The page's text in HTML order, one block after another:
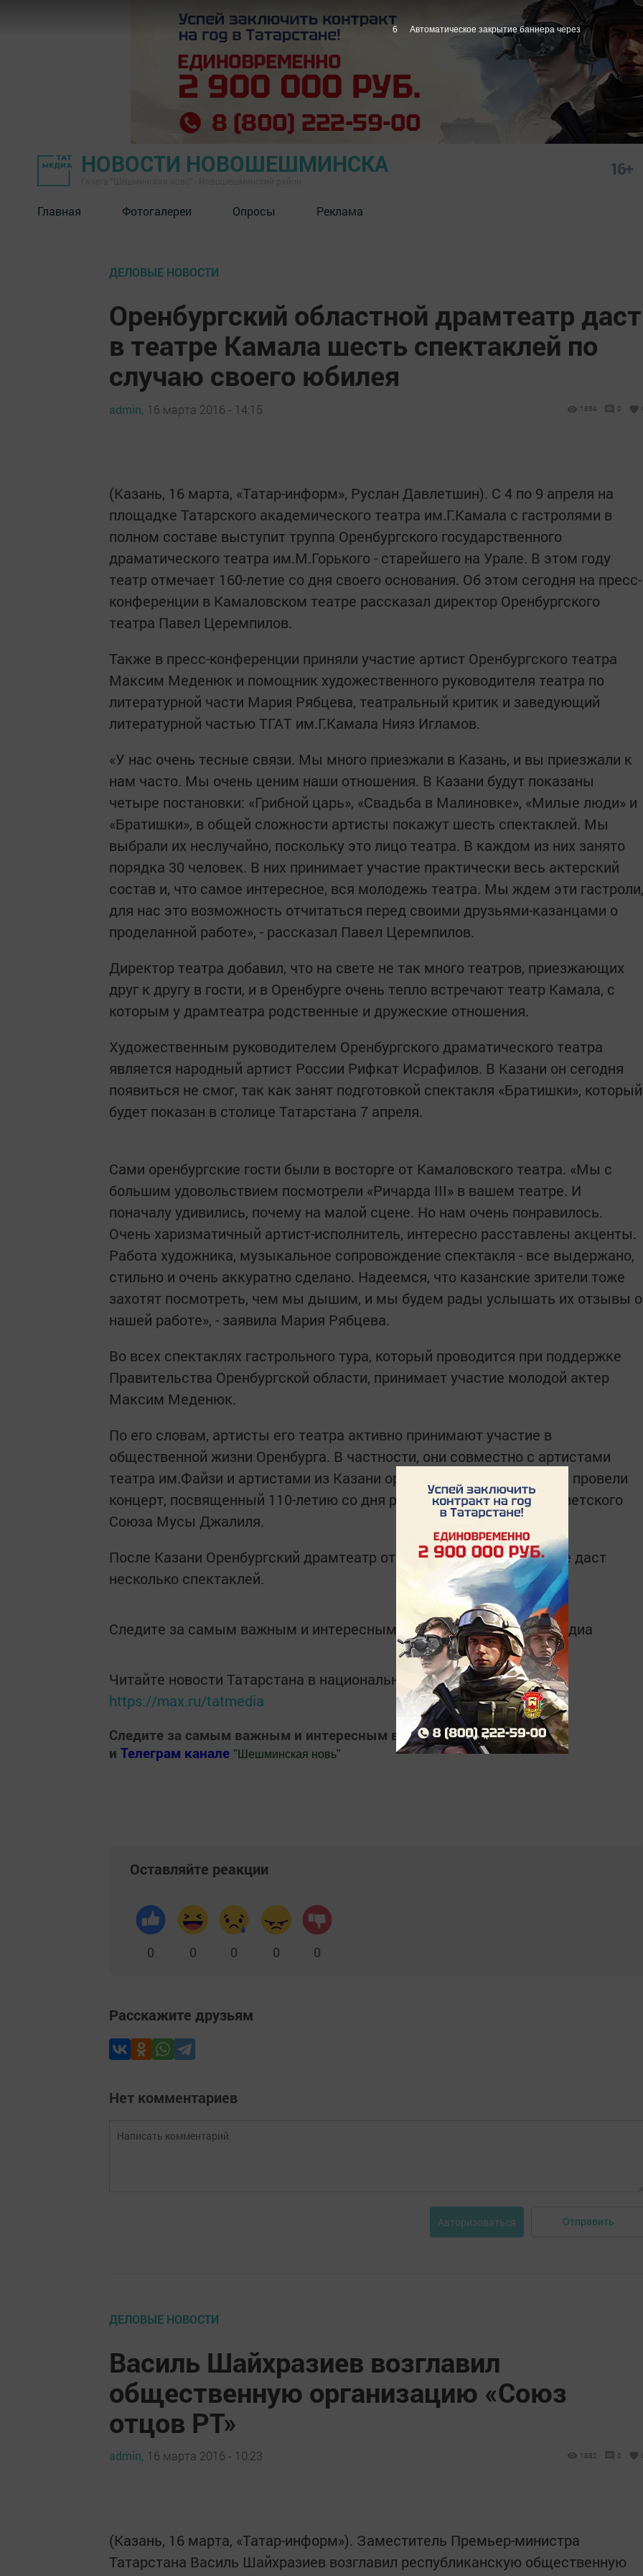
НОВОСТИ НОВОШЕШМИНСКА 16+
Главная Фотогалереи Опросы Реклама
ДЕЛОВЫЕ НОВОСТИ
Оренбургский областной драмтеатр даст
в театре Камала шесть спектаклей по
случаю своего юбилея
admin, 16 марта 2016 - 14:15 1864 0
(Казань, 16 марта, «Татар-информ», Руслан Давлетшин). С 4 по 9 апреля на
площадке Татарского академического театра им.Г.Камала с гастролями в
полном составе выступит труппа Оренбургского государственного
драматического театра им.М.Горького - старейшего на Урале. В этом году
театр отмечает 160-летие со дня своего основания. Об этом сегодня на пресс-
конференции в Камаловском театре рассказал директор Оренбургского
театра Павел Церемпилов.
Также в пресс-конференции приняли участие артист Оренбургского театра
Максим Меденюк и помощник художественного руководителя театра по
литературной части Мария Рябцева, театральный критик и заведующий
литературной частью ТГАТ им.Г.Камала Нияз Игламов.
«У нас очень тесные связи. Мы много приезжали в Казань, и вы приезжали к
нам часто. Мы очень ценим наши отношения. В Казани будут показаны
четыре постановки: «Грибной царь», «Свадьба в Малиновке», «Милые люди» и
«Братишки», в общей сложности артисты покажут шесть спектаклей. Мы
выбрали их неслучайно, поскольку это лицо театра. В каждом из них занято
порядка 30 человек. В них принимает участие практически весь актерский
состав и, что самое интересное, вся молодежь театра. Мы ждем эти гастроли,
для нас это возможность отчитаться перед своими друзьями-казанцами о
проделанной работе», - рассказал Павел Церемпилов.
Директор театра добавил, что на свете не так много театров, приезжающих
друг к другу в гости, и в Оренбурге очень тепло встречают театр Камала, с
которым у драмтеатра родственные и дружеские отношения.
Художественным руководителем Оренбургского драматического театра
является народный артист России Рифкат Исрафилов. В Казани он сегодня
появиться не смог, так как занят подготовкой спектакля «Братишки», который
будет показан в столице Татарстана 7 апреля.
Сами оренбургские гости были в восторге от Камаловского театра. «Мы с
большим удовольствием посмотрели «Ричарда III» в вашем театре. И
поначалу удивились, почему на малой сцене. Но нам очень понравилось.
Очень харизматичный артист-исполнитель, интересно расставлены акценты.
Работа художника, музыкальное сопровождение спектакля - все выдержано,
стильно и очень аккуратно сделано. Надеемся, что казанские зрители тоже
захотят посмотреть, чем мы дышим, и мы будем рады услышать их отзывы о
нашей работе», - заявила Мария Рябцева.
Во всех спектаклях гастрольного тура, который проводится при поддержке
Правительства Оренбургской области, принимает участие молодой актер
Максим Меденюк.
По его словам, артисты его театра активно принимают участие в
общественной жизни Оренбурга. В частности, они совместно с артистами
театра им.Файзи и артистами из Казани организовали и 15 февраля провели
концерт, посвященный 110-летию со дня рождения поэта, Героя Советского
Союза Мусы Джалиля.
После Казани Оренбургский драмтеатр отправится в Уфу, где также даст
несколько спектаклей.
Следите за самым важным и интересным в Telegram-каналеТатмедиа
Читайте новости Татарстана в национальном мессенджере MАХ:
https://max.ru/tatmedia
Следите за самым важным и интересным в
Яндекс Дзен
и Телеграм канале " Шешминская новь"
Оставляйте реакции
0 0 0 0 0
Расскажите друзьям
Нет комментариев
Авторизоваться Отправить
ДЕЛОВЫЕ НОВОСТИ
Василь Шайхразиев возглавил
общественную организацию «Союз
отцов РТ»
admin, 16 марта 2016 - 10:23 1882 0
(Казань, 16 марта, «Татар-информ»). Заместитель Премьер-министра
Татарстана Василь Шайхразиев возглавил республиканскую общественную
5 Автоматическое закрытие баннера через